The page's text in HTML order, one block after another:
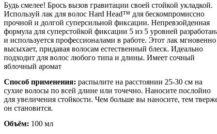
Будь смелее! Брось вызов гравитации своей стойкой укладкой.
Используй лак для волос Hard Head™ для бескомпромиссно
прочной и долгой суперсильной фиксации. Непревзойденная
формула для суперстойкой фиксации 5 из 5 уровней
и используется профессионалами в работе. Этот лак мгновенно
высыхает, придавая волосам естественный блеск. Идеально
подходит для волос любого типа и длины. Имеет сочный
яблочный аромат
Способ применения: распылите на расстоянии 25-30 см на
сухие волосы по всей длине или точечно. Наносите послойно
для увеличения стойкости. Чем больше вы наносите, тем
он становится.
Объём: 100 мл